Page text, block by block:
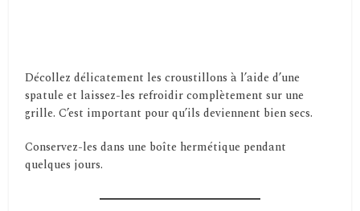
Décollez délicatement les croustillons à l’aide d’une
spatule et laissez-les refroidir complètement sur une
grille. C’est important pour qu’ils deviennent bien secs.
Conservez-les dans une boîte hermétique pendant
quelques jours.